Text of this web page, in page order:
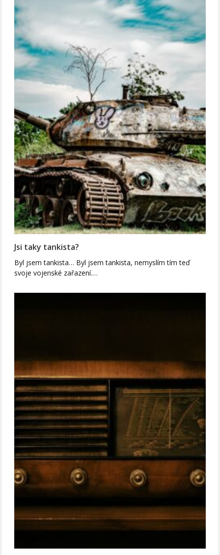
Jsi taky tankista?
Byl jsem tankista… Byl jsem tankista, nemyslím tím teď
svoje vojenské zařazení.…